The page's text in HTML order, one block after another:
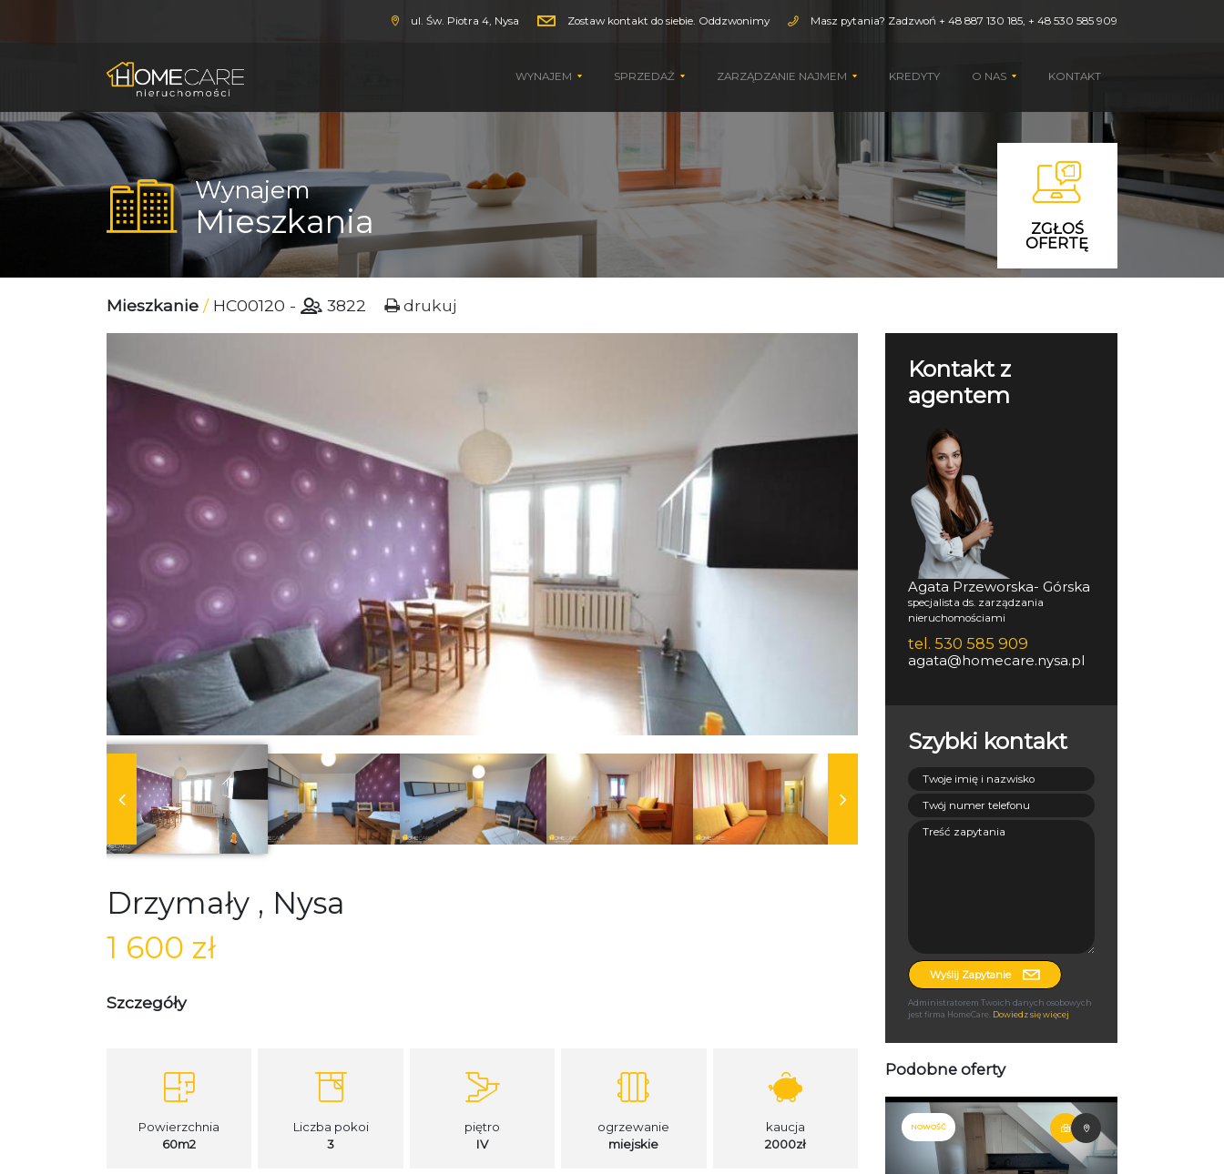
ul. Św. Piotra 4, Nysa Zostaw kontakt do siebie. Oddzwonimy Masz pytania? Zadzwoń + 48 887 130 185, + 48 530 585 909
WYNAJEM SPRZEDAŻ ZARZĄDZANIE NAJMEM KREDYTY O NAS KONTAKT
Wynajem
Mieszkania
ZGŁOŚ
OFERTĘ
Mieszkanie / HC00120 - 3822 drukuj
Drzymały , Nysa
1 600 zł
Szczegóły
Powierzchnia
60m2
Liczba pokoi
3
piętro
IV
ogrzewanie
miejskie
kaucja
2000zł
Kontakt z
agentem
Agata Przeworska- Górska
specjalista ds. zarządzania
nieruchomościami
tel. 530 585 909
agata@homecare.nysa.pl
Szybki kontakt
Wyślij Zapytanie
Administratorem Twoich danych osobowych
jest firma HomeCare. Dowiedz się więcej
Podobne oferty
NOWOŚĆ